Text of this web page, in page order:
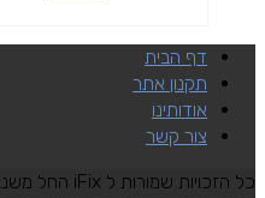
דף הבית
תקנון אתר
אודותינו
צור קשר
כל הזכויות שמורות ל iFix החל משנת 2020